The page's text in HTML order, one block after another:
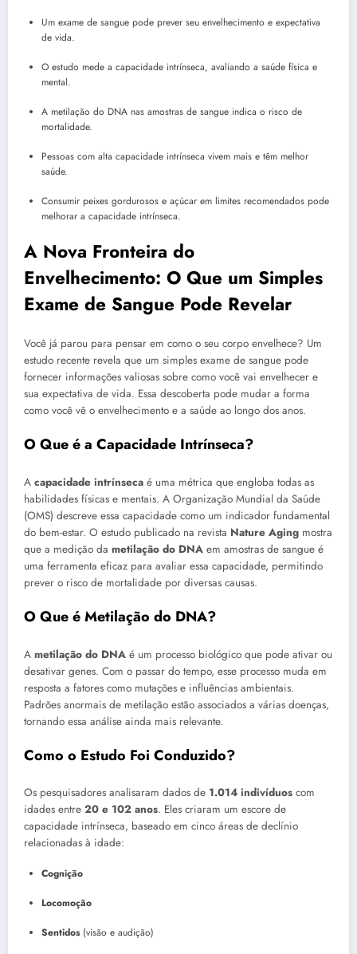
Um exame de sangue pode prever seu envelhecimento e expectativa
de vida.
O estudo mede a capacidade intrínseca, avaliando a saúde física e
mental.
A metilação do DNA nas amostras de sangue indica o risco de
mortalidade.
Pessoas com alta capacidade intrínseca vivem mais e têm melhor
saúde.
Consumir peixes gordurosos e açúcar em limites recomendados pode
melhorar a capacidade intrínseca.
A Nova Fronteira do
Envelhecimento: O Que um Simples
Exame de Sangue Pode Revelar
Você já parou para pensar em como o seu corpo envelhece? Um
estudo recente revela que um simples exame de sangue pode
fornecer informações valiosas sobre como você vai envelhecer e
sua expectativa de vida. Essa descoberta pode mudar a forma
como você vê o envelhecimento e a saúde ao longo dos anos.
O Que é a Capacidade Intrínseca?
A capacidade intrínseca é uma métrica que engloba todas as
habilidades físicas e mentais. A Organização Mundial da Saúde
(OMS) descreve essa capacidade como um indicador fundamental
do bem-estar. O estudo publicado na revista Nature Aging mostra
que a medição da metilação do DNA em amostras de sangue é
uma ferramenta eficaz para avaliar essa capacidade, permitindo
prever o risco de mortalidade por diversas causas.
O Que é Metilação do DNA?
A metilação do DNA é um processo biológico que pode ativar ou
desativar genes. Com o passar do tempo, esse processo muda em
resposta a fatores como mutações e influências ambientais.
Padrões anormais de metilação estão associados a várias doenças,
tornando essa análise ainda mais relevante.
Como o Estudo Foi Conduzido?
Os pesquisadores analisaram dados de 1.014 indivíduos com
idades entre 20 e 102 anos. Eles criaram um escore de
capacidade intrínseca, baseado em cinco áreas de declínio
relacionadas à idade:
Cognição
Locomoção
Sentidos(visão e audição)